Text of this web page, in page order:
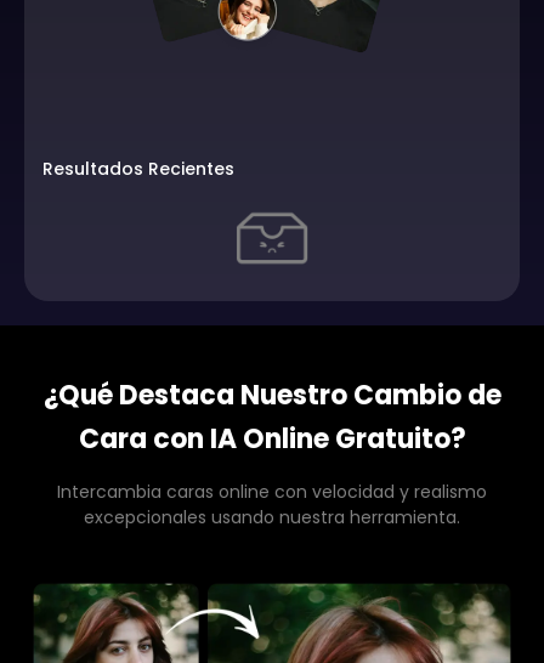
Resultados Recientes
¿Qué Destaca Nuestro Cambio de
Cara con IA Online Gratuito?
Intercambia caras online con velocidad y realismo
excepcionales usando nuestra herramienta.